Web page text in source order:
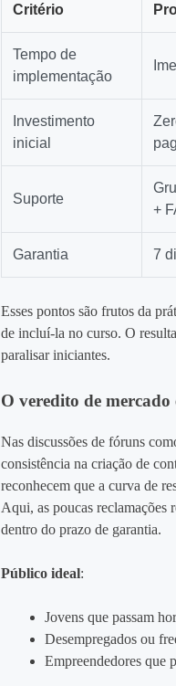
Critério
Tempo de
implementação
Investimento
inicial
Suporte
+
Garantia 7
Esses pontos são frutos da
de incluí‑la no curso. O
paralisar iniciantes.
O veredito de
Nas discussões de fóruns
consistência na criação de
reconhecem que a curva de
Aqui, as poucas reclamações
dentro do prazo de garantia.
Público ideal:
Jovens que passam
Desempregados ou
Empreendedores que